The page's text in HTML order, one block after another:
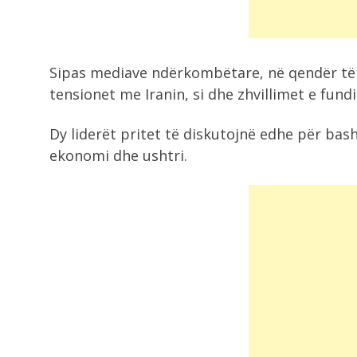
Sipas mediave ndërkombëtare, në qendër
tensionet me Iranin, si dhe zhvillimet e
Dy liderët pritet të diskutojnë edhe për
ekonomi dhe ushtri.
Termometri prek 40°C në Tiranë,
“përvëlohen” Elbasani...
8:20
Prej 5 ditësh nën pushtimin e